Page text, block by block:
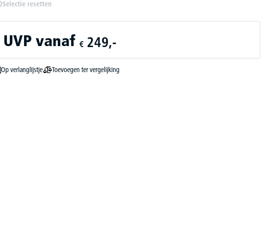
Selectie resetten
UVP vanaf € 249,-
Op verlanglijstje Toevoegen ter vergelijking